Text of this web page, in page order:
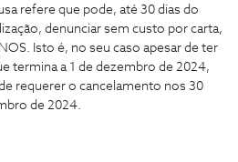
refere que pode, até 30 dias do
denunciar sem custo por carta,
Isto é, no seu caso apesar de ter
termina a 1 de dezembro de 2024,
requerer o cancelamento nos 30
de 2024.